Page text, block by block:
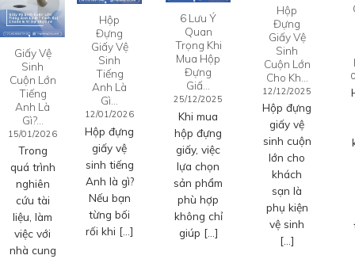
Giấy Vệ
Sinh
Cuộn Lớn
Tiếng
Anh Là
Gì?…
15/01/2026
Trong
quá trình
nghiên
cứu tài
liệu, làm
việc với
nhà cung
Hộp
Đựng
Giấy Vệ
Sinh
Tiếng
Anh Là
Gì…
12/01/2026
Hộp đựng
giấy vệ
sinh tiếng
Anh là gì?
Nếu bạn
từng bối
rối khi […]
6 Lưu Ý
Quan
Trọng Khi
Mua Hộp
Đựng
Giấ…
25/12/2025
Khi mua
hộp đựng
giấy, việc
lựa chọn
sản phẩm
phù hợp
không chỉ
giúp […]
Hộp
Đựng
Giấy Vệ
Sinh
Cuộn Lớn
Cho Kh…
12/12/2025
Hộp đựng
giấy vệ
sinh cuộn
lớn cho
khách
sạn là
phụ kiện
vệ sinh
[…]